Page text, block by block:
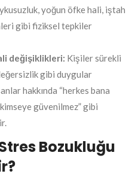
yoğun öfke hali, iştah
gibi fiziksel tepkiler
değişiklikleri: Kişiler sürekli
gibi duygular
hakkında “herkes bana
güvenilmez” gibi
Bozukluğu